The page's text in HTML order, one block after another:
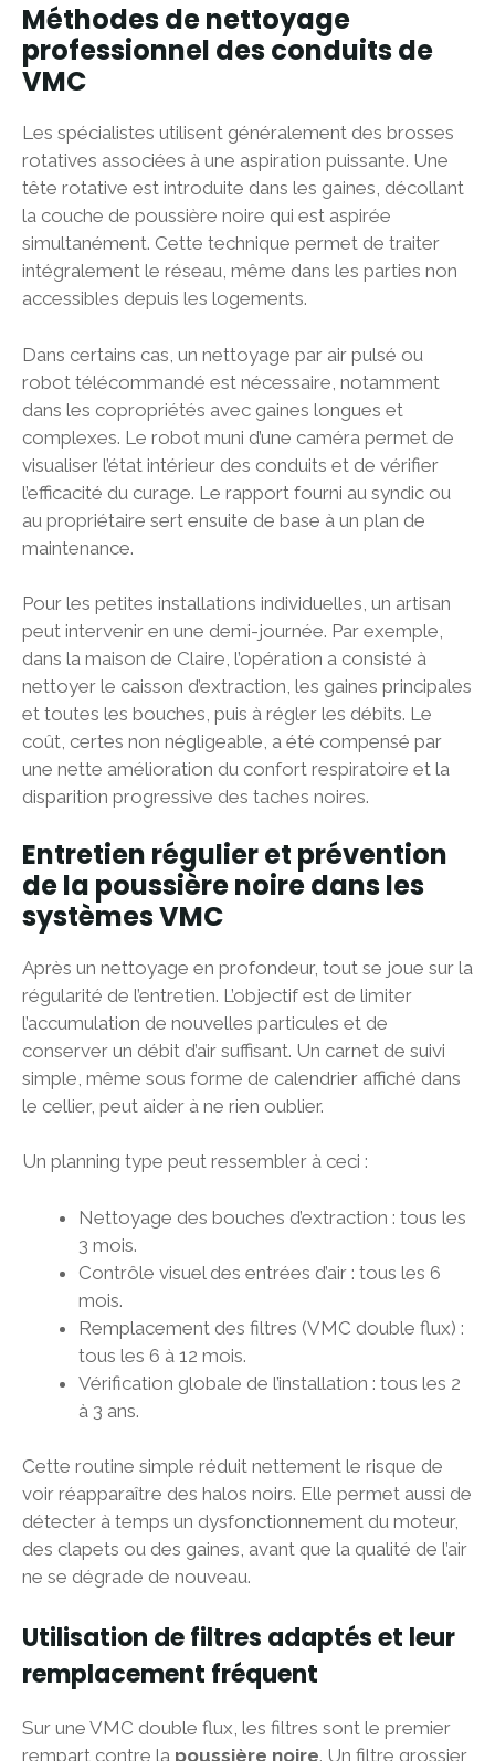
Méthodes de nettoyage
professionnel des conduits de
VMC
Les spécialistes utilisent généralement des brosses
rotatives associées à une aspiration puissante. Une
tête rotative est introduite dans les gaines, décollant
la couche de poussière noire qui est aspirée
simultanément. Cette technique permet de traiter
intégralement le réseau, même dans les parties non
accessibles depuis les logements.
Dans certains cas, un nettoyage par air pulsé ou
robot télécommandé est nécessaire, notamment
dans les copropriétés avec gaines longues et
complexes. Le robot muni d’une caméra permet de
visualiser l’état intérieur des conduits et de vérifier
l’efficacité du curage. Le rapport fourni au syndic ou
au propriétaire sert ensuite de base à un plan de
maintenance.
Pour les petites installations individuelles, un artisan
peut intervenir en une demi-journée. Par exemple,
dans la maison de Claire, l’opération a consisté à
nettoyer le caisson d’extraction, les gaines principales
et toutes les bouches, puis à régler les débits. Le
coût, certes non négligeable, a été compensé par
une nette amélioration du confort respiratoire et la
disparition progressive des taches noires.
Entretien régulier et prévention
de la poussière noire dans les
systèmes VMC
Après un nettoyage en profondeur, tout se joue sur la
régularité de l’entretien. L’objectif est de limiter
l’accumulation de nouvelles particules et de
conserver un débit d’air suffisant. Un carnet de suivi
simple, même sous forme de calendrier affiché dans
le cellier, peut aider à ne rien oublier.
Un planning type peut ressembler à ceci :
Nettoyage des bouches d’extraction : tous les
3 mois.
Contrôle visuel des entrées d’air : tous les 6
mois.
Remplacement des filtres (VMC double flux) :
tous les 6 à 12 mois.
Vérification globale de l’installation : tous les 2
à 3 ans.
Cette routine simple réduit nettement le risque de
voir réapparaître des halos noirs. Elle permet aussi de
détecter à temps un dysfonctionnement du moteur,
des clapets ou des gaines, avant que la qualité de l’air
ne se dégrade de nouveau.
Utilisation de filtres adaptés et leur
remplacement fréquent
Sur une VMC double flux, les filtres sont le premier
rempart contre la poussière noire. Un filtre grossier